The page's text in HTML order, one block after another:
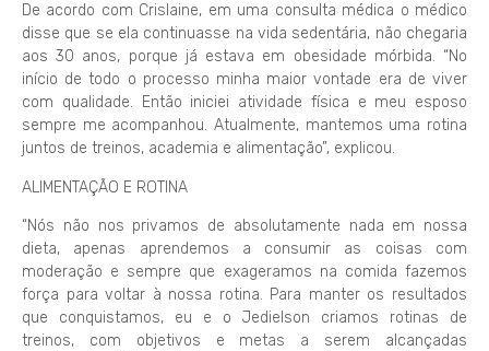
De acordo com Crislaine, em uma consulta médica o médico
disse que se ela continuasse na vida sedentária, não chegaria
aos 30 anos, porque já estava em obesidade mórbida. “No
início de todo o processo minha maior vontade era de viver
com qualidade. Então iniciei atividade física e meu esposo
sempre me acompanhou. Atualmente, mantemos uma rotina
juntos de treinos, academia e alimentação”, explicou.
ALIMENTAÇÃO E ROTINA
“Nós não nos privamos de absolutamente nada em nossa
dieta, apenas aprendemos a consumir as coisas com
moderação e sempre que exageramos na comida fazemos
força para voltar à nossa rotina. Para manter os resultados
que conquistamos, eu e o Jedielson criamos rotinas de
treinos, com objetivos e metas a serem alcançadas